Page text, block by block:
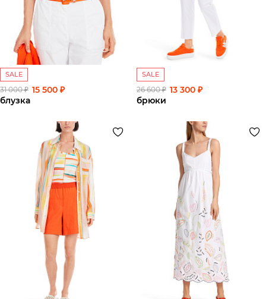
SALE
31 000 ₽ 15 500 ₽
блузка
SALE
26 600 ₽ 13 300 ₽
брюки